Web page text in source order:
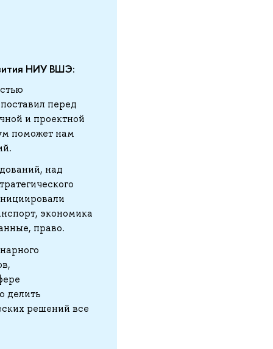
НИУ ВШЭ:
перед
и проектной
поможет нам
над
экономика
право.
делить
решений все